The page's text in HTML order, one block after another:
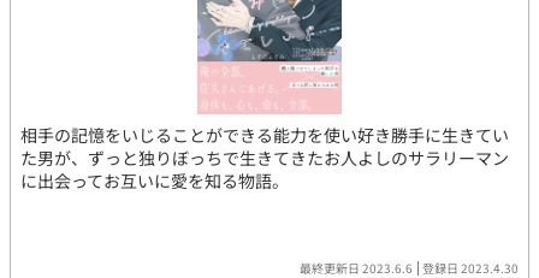
相手の記憶をいじることができる能力を使い好き勝手に生きてい
た男が、ずっと独りぼっちで生きてきたお人よしのサラリーマン
に出会ってお互いに愛を知る物語。
最終更新日 2023.6.6 登録日 2023.4.30